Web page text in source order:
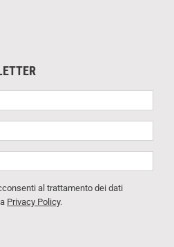
al trattamento dei dati
Privacy Policy.